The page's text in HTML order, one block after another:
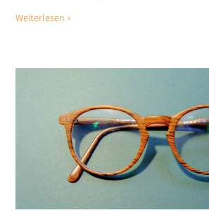
Weiterlesen »